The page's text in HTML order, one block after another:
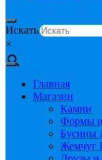
Искать
×
Главная
Магазин
Камни
Формы
Бусины
Жемчуг